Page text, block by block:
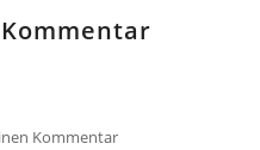
Kommentar